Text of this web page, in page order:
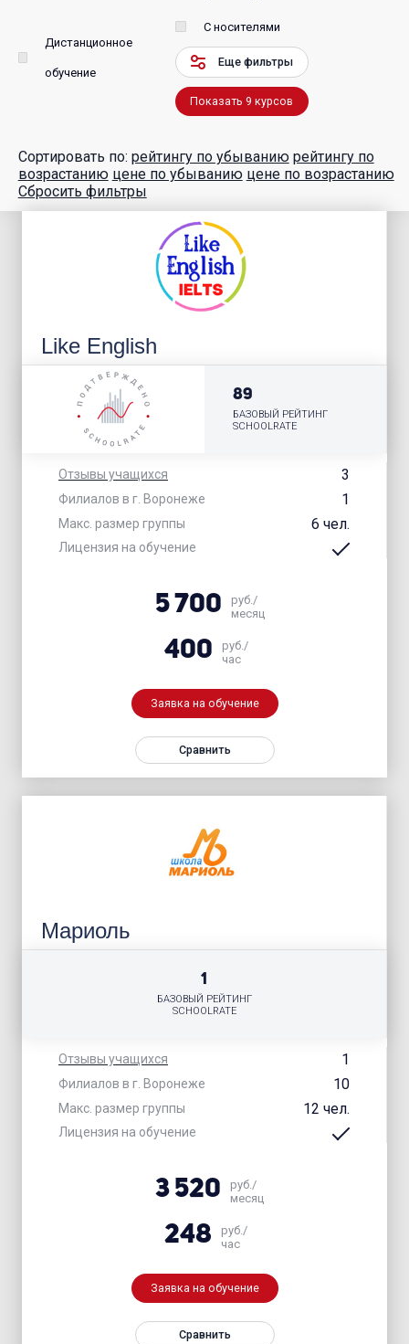
Дистанционное
обучение
С носителями
Еще фильтры
Показать 9 курсов
Сортировать по: рейтингу по убыванию рейтингу по
возрастанию цене по убыванию цене по возрастанию
Сбросить фильтры
Like English
Отзывы учащихся 3
Филиалов в г. Воронеже 1
Макс. размер группы 6 чел.
Лицензия на обучение
89
БАЗОВЫЙ РЕЙТИНГ
SCHOOLRATE
5 700
руб./
месяц
400
руб./
час
Заявка на обучение
Сравнить
Мариоль
Отзывы учащихся 1
Филиалов в г. Воронеже 10
Макс. размер группы 12 чел.
Лицензия на обучение
1
БАЗОВЫЙ РЕЙТИНГ
SCHOOLRATE
3 520
руб./
месяц
248
руб./
час
Заявка на обучение
Сравнить